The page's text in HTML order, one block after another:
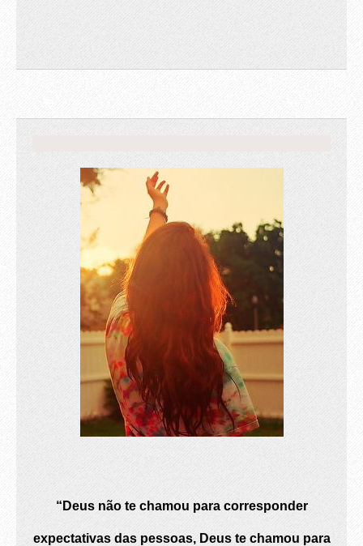
“Deus não te chamou para corresponder
expectativas das pessoas, Deus te chamou para